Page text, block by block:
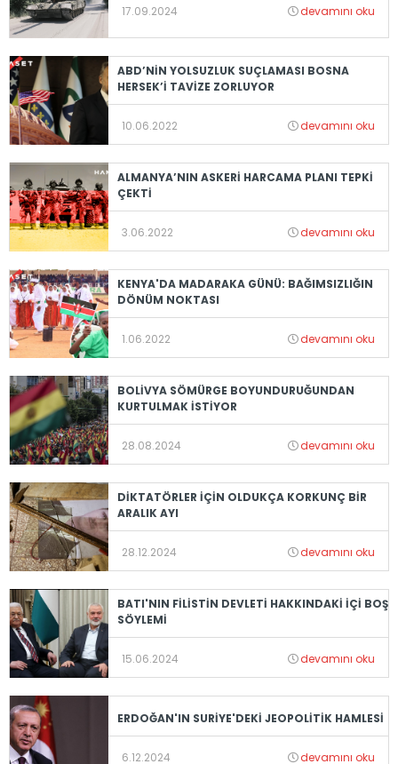
17.09.2024 devamını oku
ABD’NİN YOLSUZLUK SUÇLAMASI BOSNA
HERSEK’İ TAVİZE ZORLUYOR
10.06.2022 devamını oku
ALMANYA’NIN ASKERİ HARCAMA PLANI TEPKİ
ÇEKTİ
3.06.2022 devamını oku
KENYA'DA MADARAKA GÜNÜ: BAĞIMSIZLIĞIN
DÖNÜM NOKTASI
1.06.2022 devamını oku
BOLİVYA SÖMÜRGE BOYUNDURUĞUNDAN
KURTULMAK İSTİYOR
28.08.2024 devamını oku
DİKTATÖRLER İÇİN OLDUKÇA KORKUNÇ BİR
ARALIK AYI
28.12.2024 devamını oku
BATI'NIN FİLİSTİN DEVLETİ HAKKINDAKİ İÇİ BOŞ
SÖYLEMİ
15.06.2024 devamını oku
ERDOĞAN'IN SURİYE'DEKİ JEOPOLİTİK HAMLESİ
6.12.2024 devamını oku